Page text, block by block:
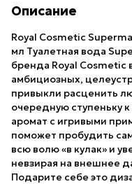
Описание
Royal Cosmetic
мл Туалетная вода
бренда Royal
амбициозных,
привыкли расценить
очередную ступеньку
аромат с игривыми
поможет пробудить
всю волю «в кулак» и
невзирая на внешнее
Подарите себе это